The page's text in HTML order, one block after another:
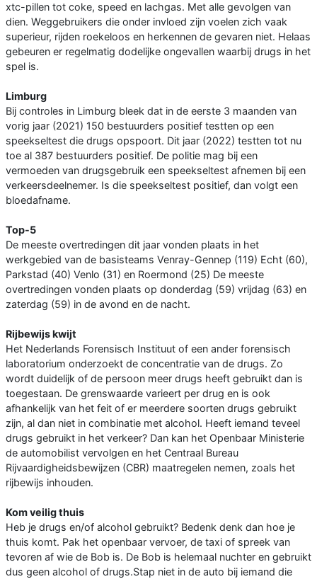
xtc-pillen tot coke, speed en lachgas. Met alle gevolgen van
dien. Weggebruikers die onder invloed zijn voelen zich vaak
superieur, rijden roekeloos en herkennen de gevaren niet. Helaas
gebeuren er regelmatig dodelijke ongevallen waarbij drugs in het
spel is.
Limburg
Bij controles in Limburg bleek dat in de eerste 3 maanden van
vorig jaar (2021) 150 bestuurders positief testten op een
speekseltest die drugs opspoort. Dit jaar (2022) testten tot nu
toe al 387 bestuurders positief. De politie mag bij een
vermoeden van drugsgebruik een speekseltest afnemen bij een
verkeersdeelnemer. Is die speekseltest positief, dan volgt een
bloedafname.
Top-5
De meeste overtredingen dit jaar vonden plaats in het
werkgebied van de basisteams Venray-Gennep (119) Echt (60),
Parkstad (40) Venlo (31) en Roermond (25) De meeste
overtredingen vonden plaats op donderdag (59) vrijdag (63) en
zaterdag (59) in de avond en de nacht.
Rijbewijs kwijt
Het Nederlands Forensisch Instituut of een ander forensisch
laboratorium onderzoekt de concentratie van de drugs. Zo
wordt duidelijk of de persoon meer drugs heeft gebruikt dan is
toegestaan. De grenswaarde varieert per drug en is ook
afhankelijk van het feit of er meerdere soorten drugs gebruikt
zijn, al dan niet in combinatie met alcohol. Heeft iemand teveel
drugs gebruikt in het verkeer? Dan kan het Openbaar Ministerie
de automobilist vervolgen en het Centraal Bureau
Rijvaardigheidsbewijzen (CBR) maatregelen nemen, zoals het
rijbewijs inhouden.
Kom veilig thuis
Heb je drugs en/of alcohol gebruikt? Bedenk denk dan hoe je
thuis komt. Pak het openbaar vervoer, de taxi of spreek van
tevoren af wie de Bob is. De Bob is helemaal nuchter en gebruikt
dus geen alcohol of drugs.Stap niet in de auto bij iemand die